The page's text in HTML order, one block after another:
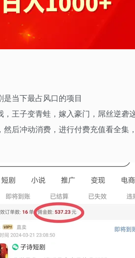
当下最占风口的项目
王子变青蛙，嫁入豪门，屌丝逆砻
后冲动消费，进行付费充值看全